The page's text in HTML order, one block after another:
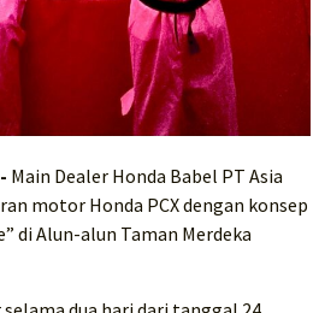
Main Dealer Honda Babel PT Asia
motor Honda PCX dengan konsep
di Alun-alun Taman Merdeka